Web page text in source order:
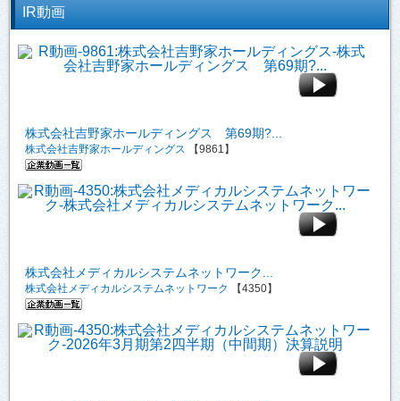
IR動画
株式会社吉野家ホールディングス 第69期?...
株式会社吉野家ホールディングス 【9861】
株式会社メディカルシステムネットワーク...
株式会社メディカルシステムネットワーク 【4350】